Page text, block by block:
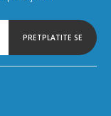
PRETPLATITE SE